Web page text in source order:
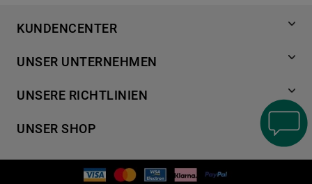
KUNDENCENTER
Händlersuche
Häufige Fragen
Kontakt
UNSER UNTERNEHMEN
Für Händler
Karriere
UNSERE RICHTLINIEN
Cookies
UNSER SHOP
Geschirrspüler